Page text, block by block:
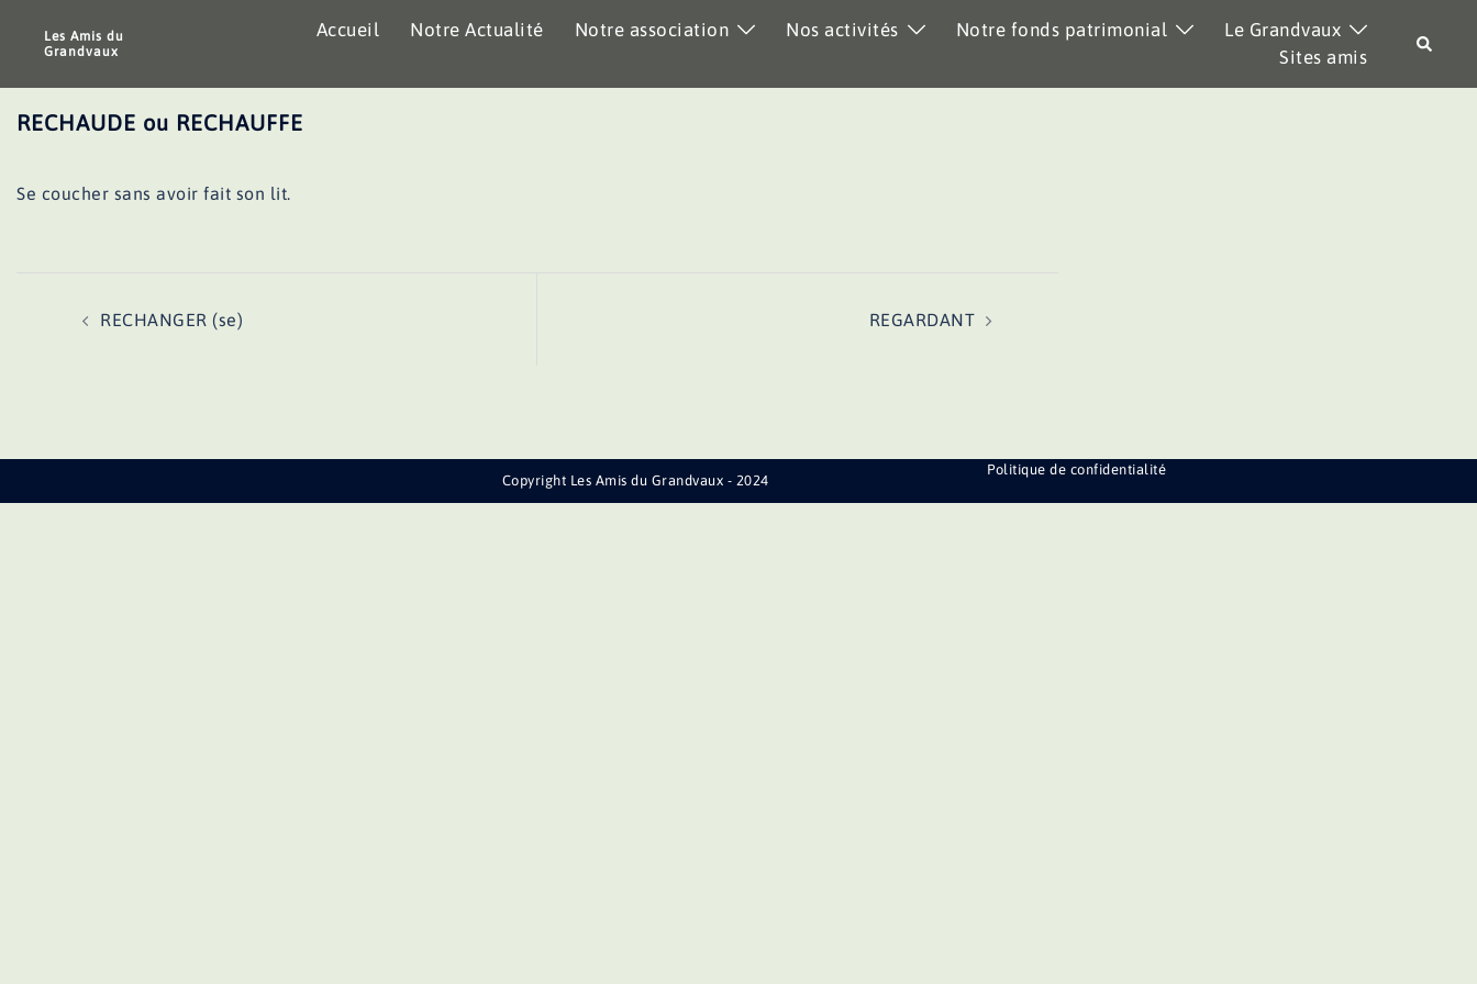
Les Amis du
Grandvaux
Accueil Notre Actualité Notre association Nos activités Notre fonds patrimonial
Le Grandvaux
Sites amis
RECHAUDE ou RECHAUFFE
Se coucher sans avoir fait son lit.
RECHANGER (se) REGARDANT
Copyright Les Amis du Grandvaux - 2024
Politique de confidentialité